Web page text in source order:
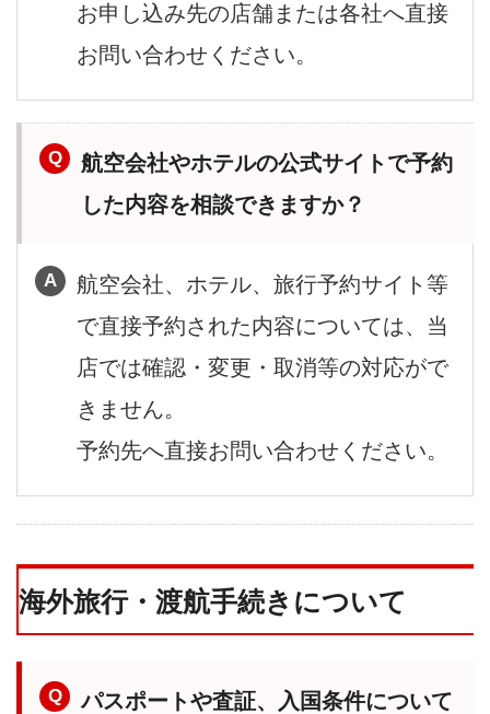
お申し込み先の店舗または各社へ直接
お問い合わせください。
航空会社やホテルの公式サイトで予約
した内容を相談できますか？
航空会社、ホテル、旅行予約サイト等
で直接予約された内容については、当
店では確認・変更・取消等の対応がで
きません。
予約先へ直接お問い合わせください。
海外旅行・渡航手続きについて
パスポートや査証、入国条件について